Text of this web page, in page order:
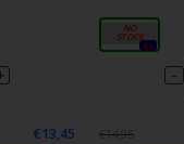
€13,45
10ml
0x
-
€14,95